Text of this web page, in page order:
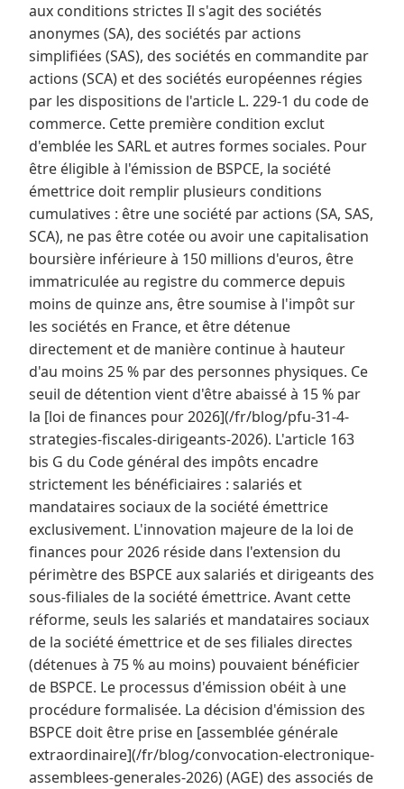
aux conditions strictes Il s'agit des sociétés
anonymes (SA), des sociétés par actions
simplifiées (SAS), des sociétés en commandite par
actions (SCA) et des sociétés européennes régies
par les dispositions de l'article L. 229-1 du code de
commerce. Cette première condition exclut
d'emblée les SARL et autres formes sociales. Pour
être éligible à l'émission de BSPCE, la société
émettrice doit remplir plusieurs conditions
cumulatives : être une société par actions (SA, SAS,
SCA), ne pas être cotée ou avoir une capitalisation
boursière inférieure à 150 millions d'euros, être
immatriculée au registre du commerce depuis
moins de quinze ans, être soumise à l'impôt sur
les sociétés en France, et être détenue
directement et de manière continue à hauteur
d'au moins 25 % par des personnes physiques. Ce
seuil de détention vient d'être abaissé à 15 % par
la [loi de finances pour 2026](/fr/blog/pfu-31-4-
strategies-fiscales-dirigeants-2026). L'article 163
bis G du Code général des impôts encadre
strictement les bénéficiaires : salariés et
mandataires sociaux de la société émettrice
exclusivement. L'innovation majeure de la loi de
finances pour 2026 réside dans l'extension du
périmètre des BSPCE aux salariés et dirigeants des
sous-filiales de la société émettrice. Avant cette
réforme, seuls les salariés et mandataires sociaux
de la société émettrice et de ses filiales directes
(détenues à 75 % au moins) pouvaient bénéficier
de BSPCE. Le processus d'émission obéit à une
procédure formalisée. La décision d'émission des
BSPCE doit être prise en [assemblée générale
extraordinaire](/fr/blog/convocation-electronique-
assemblees-generales-2026) (AGE) des associés de